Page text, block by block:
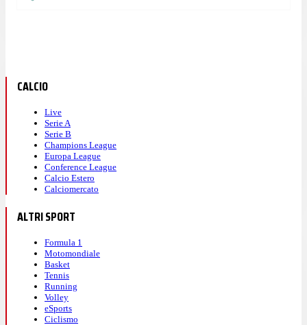
CALCIO
Live
Serie A
Serie B
Champions League
Europa League
Conference League
Calcio Estero
Calciomercato
ALTRI SPORT
Formula 1
Motomondiale
Basket
Tennis
Running
Volley
eSports
Ciclismo